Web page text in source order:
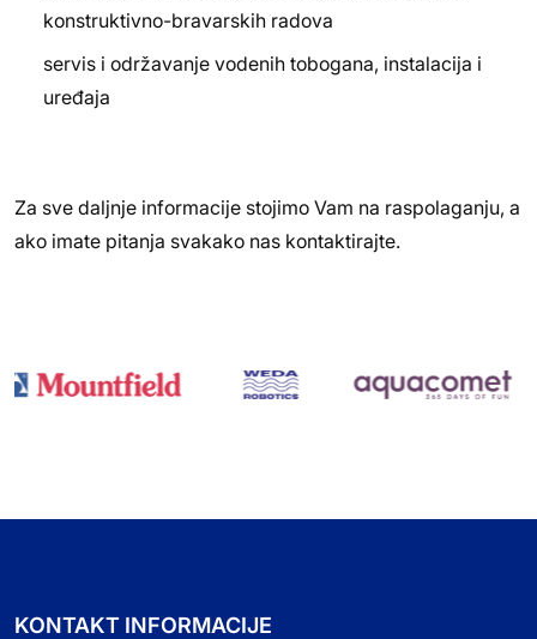
konstruktivno-bravarskih radova
servis i održavanje vodenih tobogana, instalacija i
uređaja
Za sve daljnje informacije stojimo Vam na raspolaganju, a
ako imate pitanja svakako nas kontaktirajte.
KONTAKT INFORMACIJE